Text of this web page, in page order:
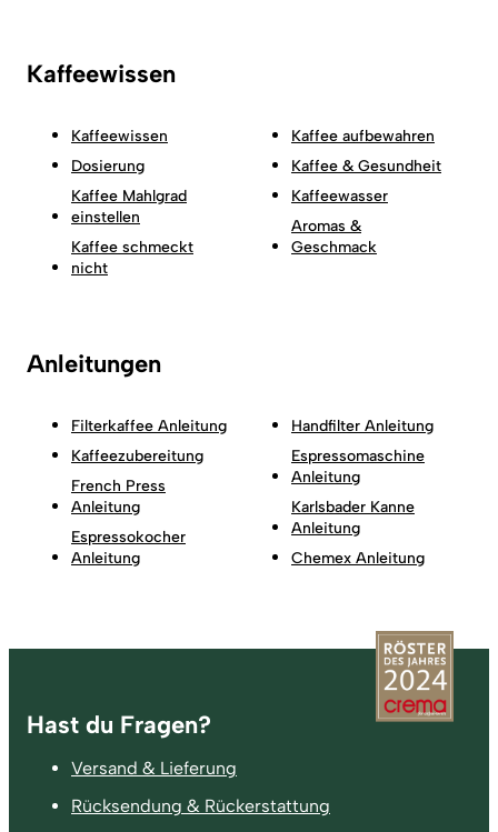
Kaffeewissen
Kaffeewissen
Dosierung
Kaffee Mahlgrad
einstellen
Kaffee schmeckt
nicht
Kaffee aufbewahren
Kaffee & Gesundheit
Kaffeewasser
Aromas &
Geschmack
Anleitungen
Filterkaffee Anleitung
Kaffeezubereitung
French Press
Anleitung
Espressokocher
Anleitung
Handfilter Anleitung
Espressomaschine
Anleitung
Karlsbader Kanne
Anleitung
Chemex Anleitung
Fußzeile
Hast du Fragen?
Versand & Lieferung
Rücksendung & Rückerstattung